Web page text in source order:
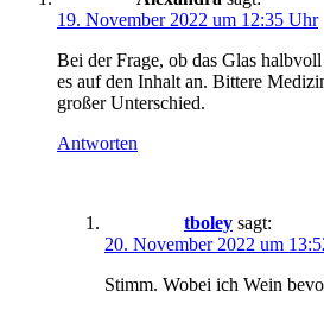
19. November 2022 um 12:35 Uhr
Bei der Frage, ob das Glas
es auf den Inhalt an. Bittere
großer Unterschied.
Antworten
tboley sagt:
20. November 2022 um
Stimm. Wobei ich Wein